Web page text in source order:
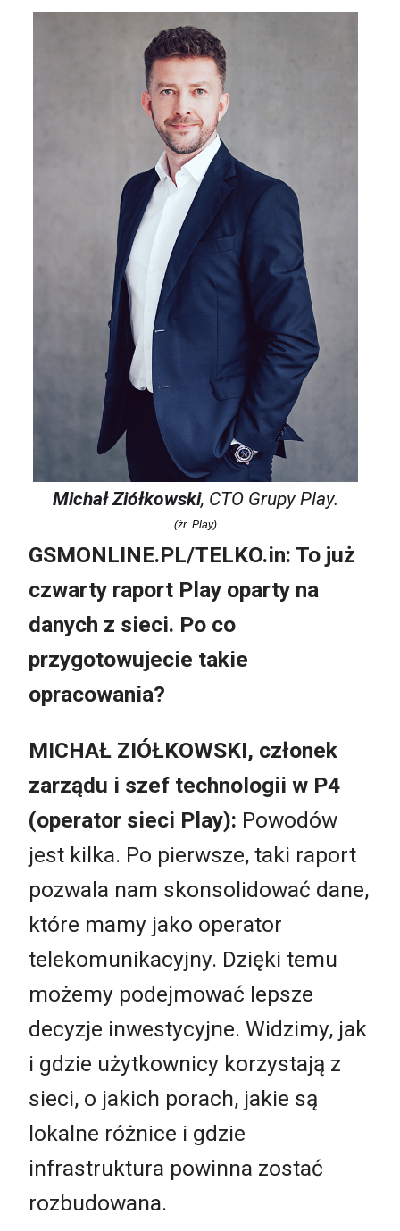
Michał Ziółkowski, CTO Grupy Play.
(źr. Play)
GSMONLINE.PL/TELKO.in: To już
czwarty raport Play oparty na
danych z sieci. Po co
przygotowujecie takie
opracowania?
MICHAŁ ZIÓŁKOWSKI, członek
zarządu i szef technologii w P4
(operator sieci Play): Powodów
jest kilka. Po pierwsze, taki raport
pozwala nam skonsolidować dane,
które mamy jako operator
telekomunikacyjny. Dzięki temu
możemy podejmować lepsze
decyzje inwestycyjne. Widzimy, jak
i gdzie użytkownicy korzystają z
sieci, o jakich porach, jakie są
lokalne różnice i gdzie
infrastruktura powinna zostać
rozbudowana.